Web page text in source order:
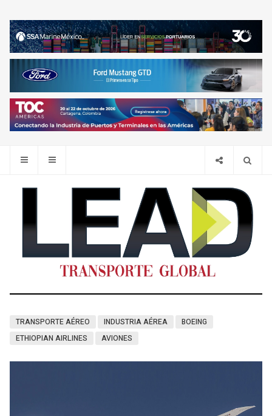
TRANSPORTE AÉREO INDUSTRIA AÉREA
BOEING
ETHIOPIAN AIRLINES
AVIONES